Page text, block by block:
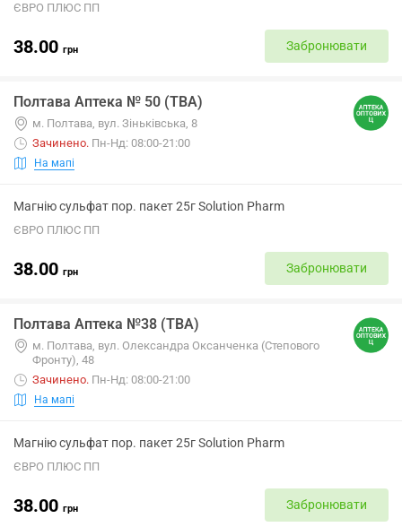
ЄВРО ПЛЮС ПП
38.00 грн Забронювати
Полтава Аптека № 50 (ТВА)
м. Полтава, вул. Зіньківська, 8
Зачинено. Пн-Нд: 08:00-21:00
На мапі
Магнію сульфат пор. пакет 25г Solution Pharm
ЄВРО ПЛЮС ПП
38.00 грн Забронювати
Полтава Аптека №38 (ТВА)
м. Полтава, вул. Олександра Оксанченка (Степового
Фронту), 48
Зачинено. Пн-Нд: 08:00-21:00
На мапі
Магнію сульфат пор. пакет 25г Solution Pharm
ЄВРО ПЛЮС ПП
38.00 грн Забронювати